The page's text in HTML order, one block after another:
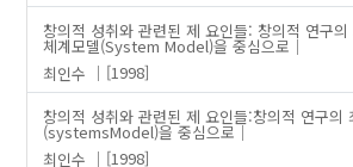
창의적 성취와 관련된 제 요인들: 창의적 연구의
체계모델(System Model)을 중심으로
최인수
[1998]
창의적 성취와 관련된 제 요인들:창의적 연구의
(systemsModel)을 중심으로
최인수
[1998]